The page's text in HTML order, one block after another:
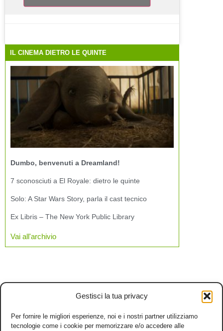
Gestisci la tua privacy
Per fornire le migliori esperienze, noi e i nostri partner utilizziamo
tecnologie come i cookie per memorizzare e/o accedere alle
IL CINEMA DIETRO LE QUINTE
Dumbo, benvenuti a Dreamland!
7 sconosciuti a El Royale: dietro le quinte
Solo: A Star Wars Story, parla il cast tecnico
Ex Libris – The New York Public Library
Vai all'archivio